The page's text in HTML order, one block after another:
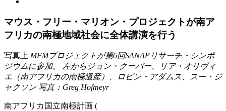
Image
マウス・フリー・マリオン・プロジェクトが南ア
フリカの南極地域社会に全体講演を行う
写真上 MFMプロジェクトが第6回SANAPリサーチ・シンポ
ジウムに参加。 左からジョン・クーパー、リア・オリヴィ
エ（南アフリカの南極遺産）、ロビン・アダムス、スー・ジ
ャクソン 写真：Greg Hofmeyr
南アフリカ国立南極計画 (